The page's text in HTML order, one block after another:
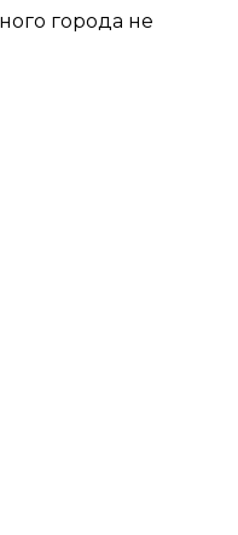
города не